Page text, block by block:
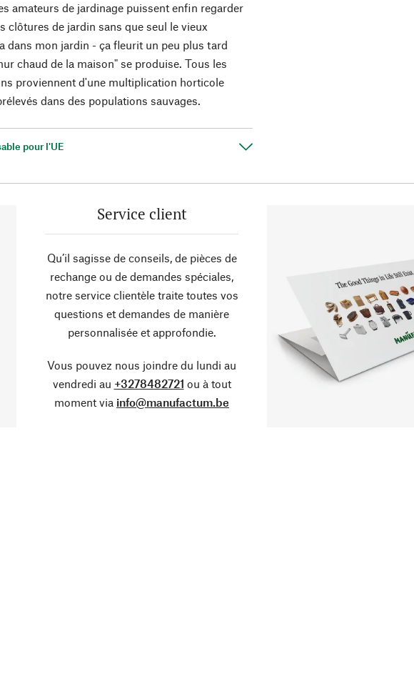
amateurs de jardinage puissent enfin regarder
clôtures de jardin sans que seul le vieux
dans mon jardin - ça fleurit un peu plus tard
chaud de la maison" se produise. Tous les
proviennent d'une multiplication horticole
dans des populations sauvages.
pour l'UE
Service client
Qu’il sagisse de conseils, de pièces de
rechange ou de demandes spéciales,
notre service clientèle traite toutes vos
questions et demandes de manière
personnalisée et approfondie.
Vous pouvez nous joindre du lundi au
vendredi au +3278482721 ou à tout
moment via info@manufactum.be